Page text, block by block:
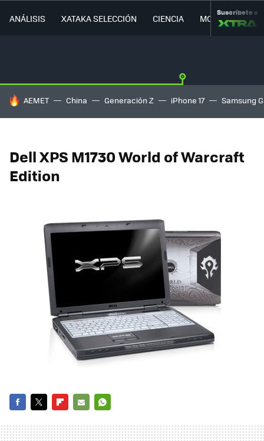
ANÁLISIS XATAKA SELECCIÓN CIENCIA MOVILIDAD
Suscríbete a
HOY SE HABLA DE
AEMET China Generación Z iPhone 17 Samsung
Dell XPS M1730 World of Warcraft
Edition
MAIL